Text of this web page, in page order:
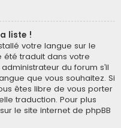
liste !
votre langue sur le
été traduit dans votre
du forum s’il
que vous souhaitez. Si
êtes libre de vous porter
traduction. Pour plus
le site internet de phpBB